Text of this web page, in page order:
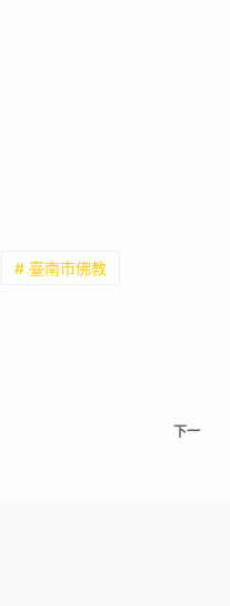
# 臺南市佛教
下一